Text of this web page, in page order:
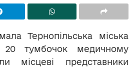
Тернопільська міська
20 тумбочок медичному
місцеві представники